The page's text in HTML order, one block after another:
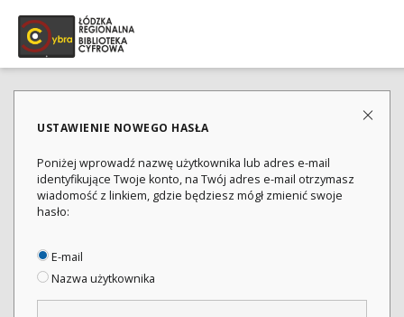
USTAWIENIE NOWEGO HASŁA
Poniżej wprowadź nazwę użytkownika lub adres e-mail
identyfikujące Twoje konto, na Twój adres e-mail otrzymasz
wiadomość z linkiem, gdzie będziesz mógł zmienić swoje
hasło:
E-mail
Nazwa użytkownika